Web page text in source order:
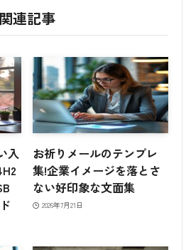
関連記事
入
お祈りメールのテンプレ
集!企業イメージを落とさ
ない好印象な文面集
2026年7月21日